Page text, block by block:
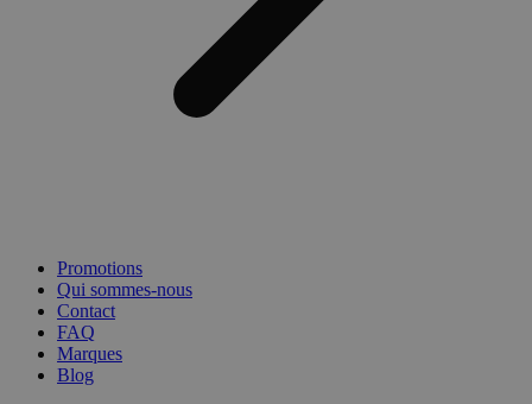
Promotions
Qui sommes-nous
Contact
FAQ
Marques
Blog